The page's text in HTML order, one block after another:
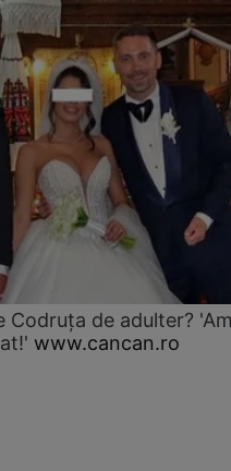
Codruța de adulter?
www.cancan.ro